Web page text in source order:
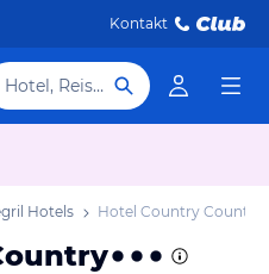
Kontakt
Hotel, Reiseziel
Hotels Hotel Country Country